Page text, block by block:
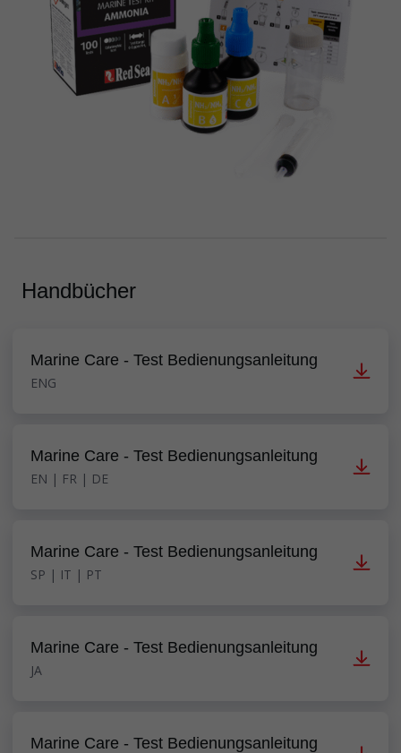
Handbücher
Marine Care - Test Bedienungsanleitung
ENG
Marine Care - Test Bedienungsanleitung
EN | FR | DE
Marine Care - Test Bedienungsanleitung
SP | IT | PT
Marine Care - Test Bedienungsanleitung
JA
Marine Care - Test Bedienungsanleitung